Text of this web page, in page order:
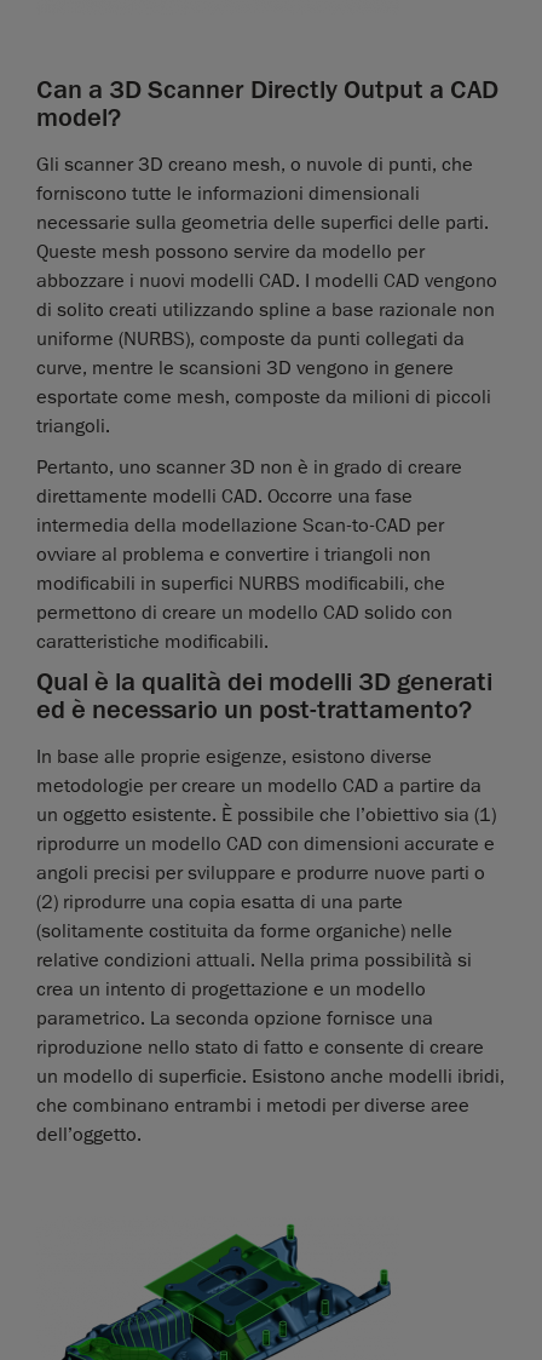
Can a 3D Scanner Directly Output a CAD
model?
Gli scanner 3D creano mesh, o nuvole di punti, che
forniscono tutte le informazioni dimensionali
necessarie sulla geometria delle superfici delle parti.
Queste mesh possono servire da modello per
abbozzare i nuovi modelli CAD. I modelli CAD vengono
di solito creati utilizzando spline a base razionale non
uniforme (NURBS), composte da punti collegati da
curve, mentre le scansioni 3D vengono in genere
esportate come mesh, composte da milioni di piccoli
triangoli.
Pertanto, uno scanner 3D non è in grado di creare
direttamente modelli CAD. Occorre una fase
intermedia della modellazione Scan-to-CAD per
ovviare al problema e convertire i triangoli non
modificabili in superfici NURBS modificabili, che
permettono di creare un modello CAD solido con
caratteristiche modificabili.
Qual è la qualità dei modelli 3D generati
ed è necessario un post-trattamento?
In base alle proprie esigenze, esistono diverse
metodologie per creare un modello CAD a partire da
un oggetto esistente. È possibile che l’obiettivo sia (1)
riprodurre un modello CAD con dimensioni accurate e
angoli precisi per sviluppare e produrre nuove parti o
(2) riprodurre una copia esatta di una parte
(solitamente costituita da forme organiche) nelle
relative condizioni attuali. Nella prima possibilità si
crea un intento di progettazione e un modello
parametrico. La seconda opzione fornisce una
riproduzione nello stato di fatto e consente di creare
un modello di superficie. Esistono anche modelli ibridi,
che combinano entrambi i metodi per diverse aree
dell’oggetto.